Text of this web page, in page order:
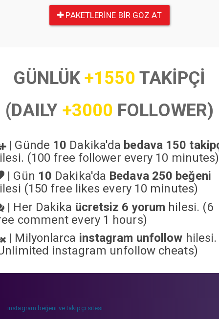
PAKETLERINE BIR GÖZ AT
GÜNLÜK+1550 TAKİPÇİ
(DAILY +3000 FOLLOWER)
| Günde 10 Dakika'da bedava 150
(100 free follower every 10 minutes)
| Gün 10 Dakika'da Bedava 250 beğeni
(150 free likes every 10 minutes)
| Her Dakika ücretsiz 6 yorum hilesi. (6
comment every 1 hours)
| Milyonlarca instagram unfollow hilesi.
instagram unfollow cheats)
instagram beğeni ve takipçi sitesi